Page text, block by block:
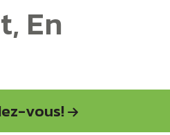
En
vous!